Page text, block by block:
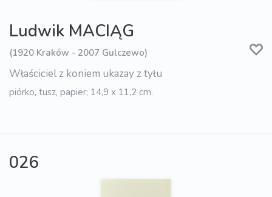
Ludwik MACIĄG
(1920 Kraków - 2007 Gulczewo)
Właściciel z koniem ukazay z tyłu
piórko, tusz, papier; 14,9 x 11,2 cm.
026